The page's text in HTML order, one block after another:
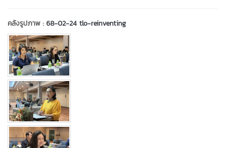
คลังรูปภาพ :68-02-24 tlo-reinventing